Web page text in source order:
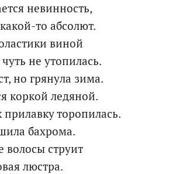
невинность,
то абсолют.
виной
не утопилась.
но грянула зима.
коркой ледяной.
торопилась.
бахрома.
волосы струит
люстра.